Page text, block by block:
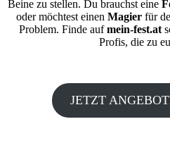
Beine zu stellen. Du brauchst eine
oder möchtest einen Magierfür
Problem. Finde aufmein-fest.at
Profis, die zu
JETZT